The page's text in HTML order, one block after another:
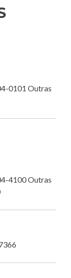
0101 Outras
4100 Outras